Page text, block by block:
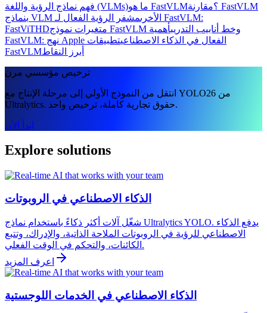
فهم نماذج الرؤية واللغة (VLMs) ما هو FastVLM؟مقارنة FastVLM
بنماذج VLM الأخرىمشفر الرؤية الفعال لـ FastVLM:
FastViTHD
متغيرات نموذج FastVLM وخط أنابيب التدريبأهمية
FastVLM: نهج Apple الفعال في الذكاء الاصطناعيتطبيقات
FastVLMأبرز النقاط
ترخيص مؤسسي مرن
انتقل من النموذج الأولي إلى مرحلة الإنتاج مع YOLO26 من
Ultralytics. حقوق تجارية كاملة، ترخيص واحد.
ابدأ الآن
Explore solutions
الذكاء الاصطناعي في الروبوتات
شغّل آلات أكثر ذكاءً باستخدام نماذج Ultralytics YOLO. يدفع الذكاء
الاصطناعي للرؤية في الروبوتات الملاحة الذاتية، والإدراك، وتتبع
الكائنات، والتحكم في الوقت الفعلي.
اعرف المزيد
الذكاء الاصطناعي في الخدمات اللوجستية